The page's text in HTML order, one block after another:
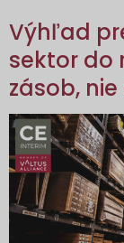
Výhľad
sektor do
zásob,